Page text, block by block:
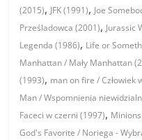
(2015), JFK (1991), Joe
Prześladowca (2001), Jurassic
Legenda (1986), Life or
Manhattan / Mały Manhattan
(1993), man on fire / Człowiek
Man / Wspomnienia
Faceci w czerni (1997),
God's Favorite / Noriega -